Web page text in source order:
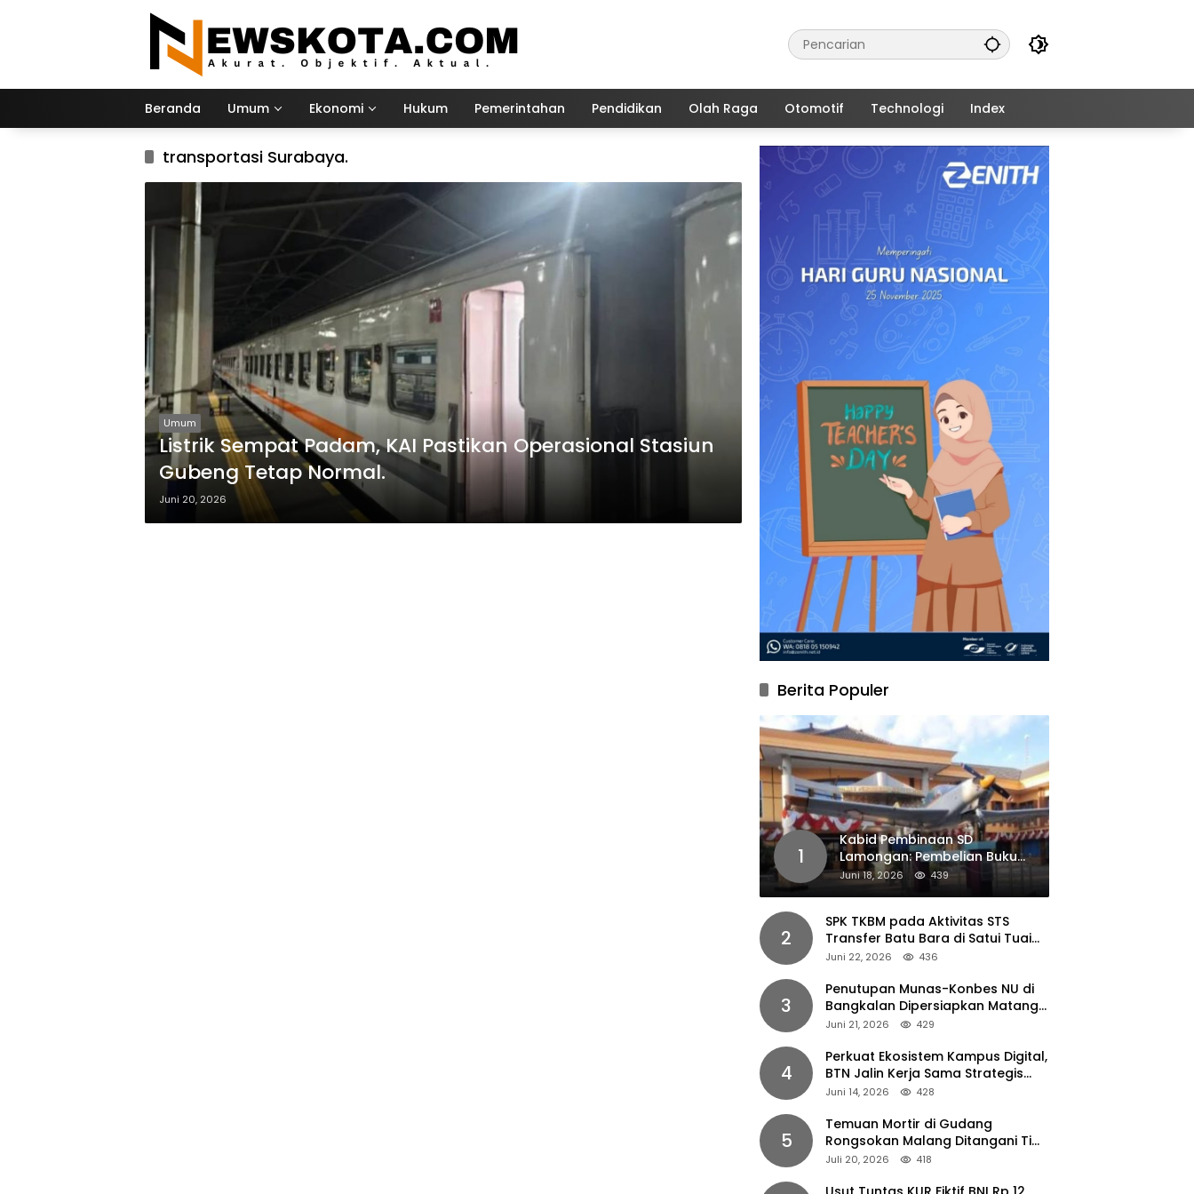
Beranda Umum Ekonomi Hukum Pemerintahan Pendidikan Olah Raga Otomotif Technologi Index
transportasi Surabaya.
Umum
Listrik Sempat Padam, KAI Pastikan Operasional Stasiun
Gubeng Tetap Normal.
Juni 20, 2026
Berita Populer
1
Kabid Pembinaan SD
Lamongan: Pembelian Buku
Pendamping Tidak Boleh
Dipaksakan
Juni 18, 2026 439
2
SPK TKBM pada Aktivitas STS
Transfer Batu Bara di Satui Tuai
Sorotan
Juni 22, 2026 436
3
Penutupan Munas-Konbes NU di
Bangkalan Dipersiapkan Matang,
Gus Ipul Turun Tangan
Juni 21, 2026 429
4
Perkuat Ekosistem Kampus Digital,
BTN Jalin Kerja Sama Strategis
dengan UNAIR
Juni 14, 2026 428
5
Temuan Mortir di Gudang
Rongsokan Malang Ditangani Tim
Gegana Polda Jatim
Juli 20, 2026 418